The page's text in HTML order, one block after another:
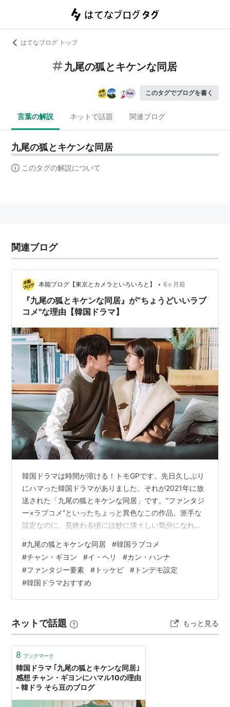
はてなブログ トップ
九尾の狐とキケンな同居
このタグでブログを書く
言葉の解説 ネットで話題 関連ブログ
九尾の狐とキケンな同居
このタグの解説について
関連ブログ
本能ブログ【東京とカメラといろいろと】 • 6ヶ月前
『九尾の狐とキケンな同居』が“ちょうどいいラブ
コメ"な理由【韓国ドラマ】
韓国ドラマは時間が溶ける！トモGPです。先日久しぶり
にハマった韓国ドラマがありました、それが2021年に放
送された「九尾の狐とキケンな同居」です。”ファンタジ
ー×ラブコメ”といったちょっと異色なこの作品。派手な
設定なのに、見終わる頃には妙に清々しい気分になれる
たいと思います。 九尾の狐とキケンな同居
www.youtube.com あらすじ 主人公は、見た目も中身も
は完璧なスペックなイケメン、しかし本当の姿は長い年
月（999年）を生きてきた九尾狐・シン・ウヨ（チャ
ン・ギヨン）。1000年を迎えるその日までに、玉に人間
#九尾の狐とキケンな同居 #韓国ラブコメ
#チャン・ギヨン #イ・ヘリ #カン・ハンナ
#ファンタジー要素 # トッケビ # トンデモ設定
#韓国ドラマおすすめ
ネットで話題 もっと見る
8 ブックマーク
韓国ドラマ ｢九尾の狐とキケンな同居｣
感想 チャン・ギヨンにハマル10の理由
- 韓ドラ そら豆のブログ